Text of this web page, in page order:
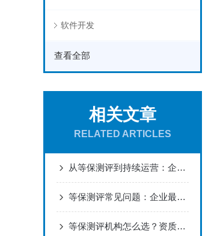
软件开发
查看全部
相关文章
RELATED ARTICLES
从等保测评到持续运营：企业网络安全防护的完整路径
等保测评常见问题：企业最关心的合规要点解答
等保测评机构怎么选？资质、经验、服务能力三大标准